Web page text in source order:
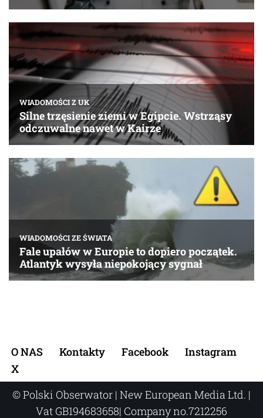
O NAS Kontakty Facebook
Instagram
X
© Polski Obserwator | New European Media Ltd. |
Vat GB194683658| Company no.7212256